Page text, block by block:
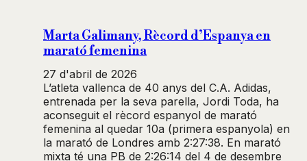
Marta Galimany, Rècord d’Espanya en
marató femenina
27 d'abril de 2026
L’atleta vallenca de 40 anys del C.A. Adidas,
entrenada per la seva parella, Jordi Toda, ha
aconseguit el rècord espanyol de marató
femenina al quedar 10a (primera espanyola) en
la marató de Londres amb 2:27:38. En marató
mixta té una PB de 2:26:14 del 4 de desembre